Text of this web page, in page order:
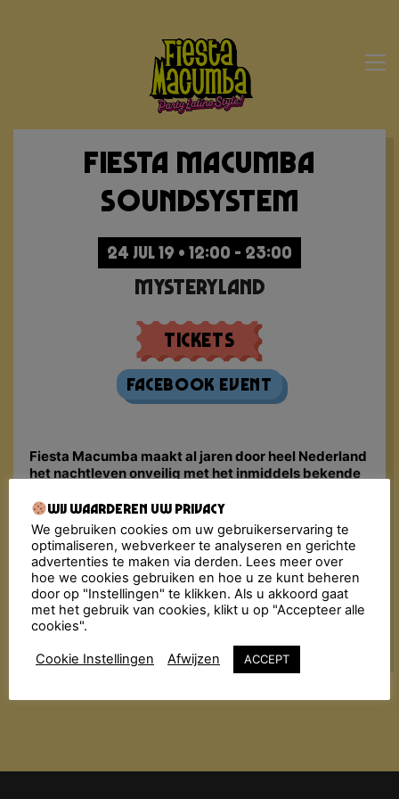
Fiesta Macumba
Soundsystem
24 JUL 19 • 12:00 - 23:00
Mysteryland
Tickets
Facebook Event
Fiesta Macumba maakt al jaren door heel Nederland
het nachtleven onveilig met het inmiddels bekende
Música Latina, van toen en nu. De Macumba
Soundsystem & friends bombarderen de dansvloer
met een molotovcocktail van exotische geluiden:
reggaeton, cumbia, dancehall, pachanga, salsa,
merengue, bachata, kuduro, tropical bass, latin
hiphop!! Alles wordt in de blender gegooid met een
dampende dansvloer als resultaat!
Wij waarderen uw privacy
We gebruiken cookies om uw gebruikerservaring te
optimaliseren, webverkeer te analyseren en gerichte
advertenties te maken via derden. Lees meer over
hoe we cookies gebruiken en hoe u ze kunt beheren
door op "Instellingen" te klikken. Als u akkoord gaat
met het gebruik van cookies, klikt u op "Accepteer alle
cookies".
Cookie Instellingen Afwijzen ACCEPT